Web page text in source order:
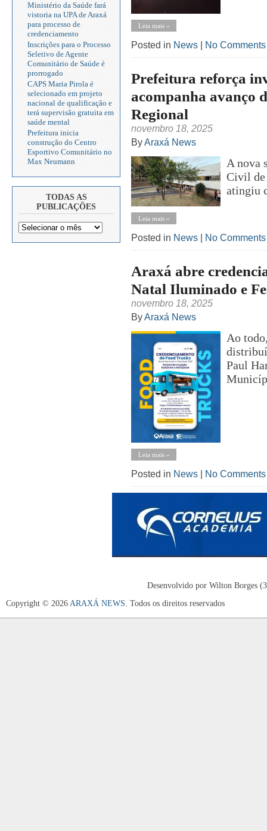
Ministério da Saúde fará
vistoria na UPA de Araxá
para processo de
credenciamento
Inscrições para o Processo
Seletivo de Agente
Comunitário de Saúde é
prorrogado
CAPS Maria Pirola é
selecionado em projeto
nacional de qualificação e
terá supervisão gratuita em
saúde mental
Prefeitura inicia
construção do Centro
Esportivo Comunitário no
Max Neumann
TODAS AS
PUBLICAÇÕES
Leia mais »
Posted in News No
Prefeitura reforça
acompanha avanço
Regional
novembro 18, 2025
ByAraxá News
A nova
Civil de
atingiu
Leia mais »
Posted in News No
Araxá abre
Natal Iluminado e
novembro 18, 2025
ByAraxá News
Ao
Paul
Leia mais »
Posted in News No
Desenvolvido por Wilton Borges
Copyright © 2026 ARAXÁ NEWS. Todos os direitos reservados